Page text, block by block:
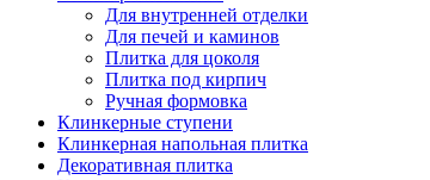
Для внутренней отделки
Для печей и каминов
Плитка для цоколя
Плитка под кирпич
Ручная формовка
Клинкерные ступени
Клинкерная напольная плитка
Декоративная плитка